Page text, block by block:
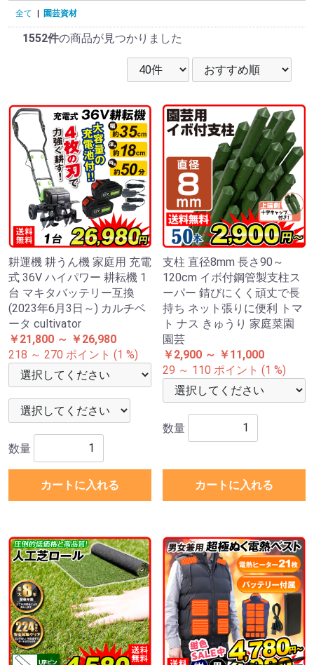
全て | 園芸資材
1552件の商品が見つかりました
耕運機 耕うん機 家庭用 充電
式 36V ハイパワー 耕耘機 1
台 マキタバッテリー互換
(2023年6月3日～) カルチベ
ータ cultivator
￥21,800 ～ ￥26,980
218 ～ 270 ポイント (1 %)
数量
カートに入れる
支柱 直径8mm 長さ90～
120cm イボ付鋼管製支柱ス
ーパー 錆びにくく頑丈で長
持ち ネット張りに便利 トマ
ト ナス きゅうり 家庭菜園
園芸
￥2,900 ～ ￥11,000
29 ～ 110 ポイント (1 %)
数量
カートに入れる